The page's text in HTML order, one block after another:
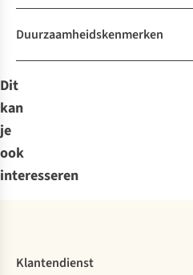
Duurzaamheidskenmerken
Dit
kan
je
ook
interesseren
Klantendienst